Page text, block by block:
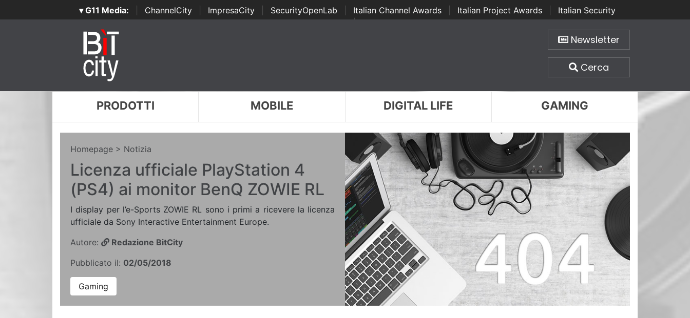
▾ G11 Media: ChannelCity ImpresaCity SecurityOpenLab Italian Channel Awards Italian Project Awards
Italian Security
Awards | ...
Newsletter
Cerca
PRODOTTI MOBILE DIGITAL LIFE GAMING
Homepage > Notizia
Licenza ufficiale PlayStation 4
(PS4) ai monitor BenQ ZOWIE RL
I display per l’e-Sports ZOWIE RL sono i primi a ricevere la licenza
ufficiale da Sony Interactive Entertainment Europe.
Autore:
Redazione BitCity
Pubblicato il: 02/05/2018
Gaming